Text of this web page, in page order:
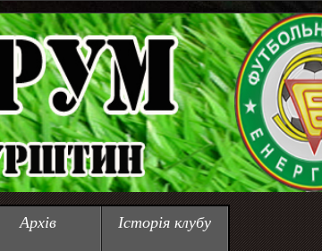
Архів Історія клубу